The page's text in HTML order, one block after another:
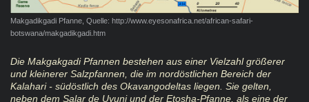
Makgadikgadi Pfanne, Quelle: http://www.eyesonafrica.net/african-safari-
botswana/makgadikgadi.htm
Die Makgakgadi Pfannen bestehen aus einer Vielzahl größerer
und kleinerer Salzpfannen, die im nordöstlichen Bereich der
Kalahari - südöstlich des Okavangodeltas liegen. Sie gelten,
neben dem Salar de Uyuni und der Etosha-Pfanne, als eine der